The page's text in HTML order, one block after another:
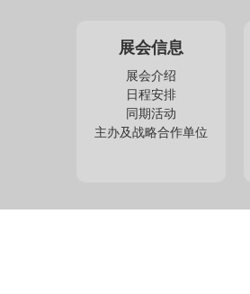
展会信息
展会介绍
日程安排
同期活动
主办及战略合作单位